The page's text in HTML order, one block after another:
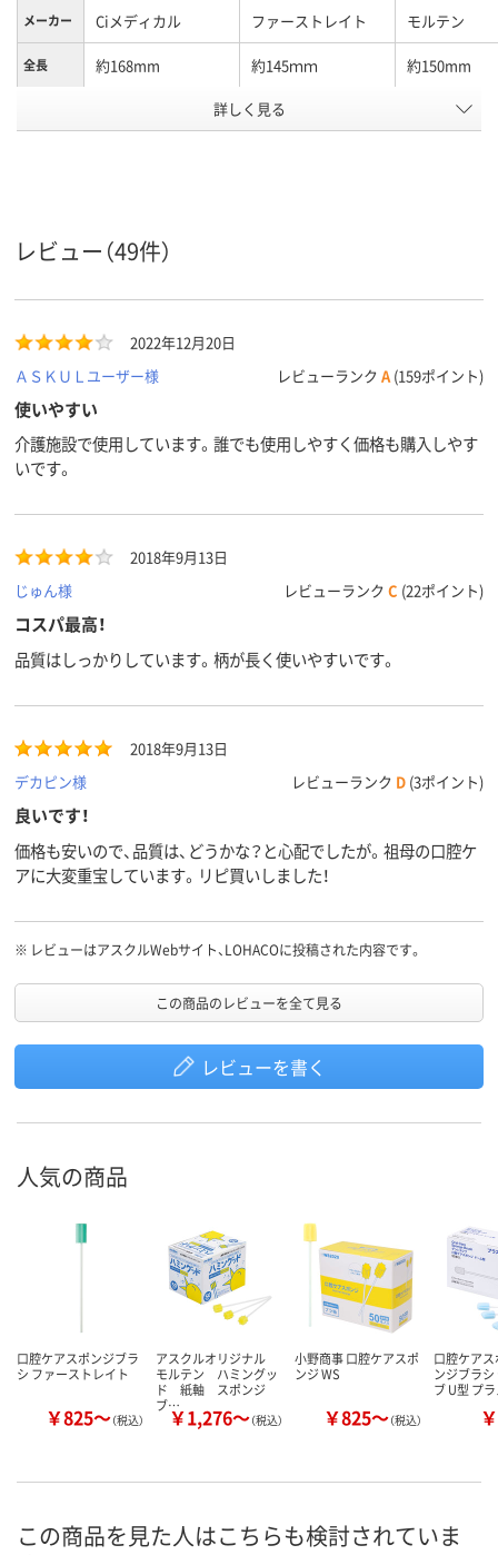
メーカー Ciメディカル ファーストレイト モルテン
全長 約168mm 約145ｍｍ 約150mm
プラスチック軸
詳しく見る
レビュー（49件）
2022年12月20日
ＡＳＫＵＬユーザー様
レビューランク A (159ポイント)
使いやすい
介護施設で使用しています。誰でも使用しやすく価格も購入しやす
いです。
2018年9月13日
じゅん様
レビューランク C (22ポイント)
コスパ最高！
品質はしっかりしています。柄が長く使いやすいです。
2018年9月13日
デカピン様
レビューランク D (3ポイント)
良いです！
価格も安いので、品質は、どうかな？と心配でしたが。祖母の口腔ケ
アに大変重宝しています。リピ買いしました！
※ レビューはアスクルWebサイト、LOHACOに投稿された内容です。
この商品のレビューを全て見る
レビューを書く
人気の商品
口腔ケアスポンジブラ
シ ファーストレイト
￥825～（税込）
アスクルオリジナル
モルテン ハミングッ
ド 紙軸 スポンジ
ブ…￥1,276～（税込）
小野商事 口腔ケアスポ
ンジ WS
￥825～（税込）
口腔ケア
ンジブラ
ブ U型 プ
この商品を見た人はこちらも検討されていま